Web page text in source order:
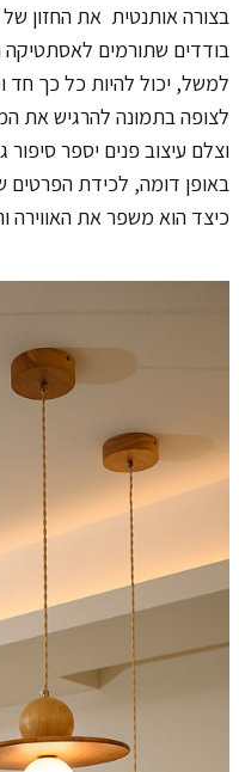
בצורה אותנטית את החזון
בודדים שתורמים
למשל, יכול להיות כל כך חד
לצופה בתמונה להרגיש את
וצלם עיצוב פנים יספר
באופן דומה, לכידת הפרטים
כיצד הוא משפר את האווירה